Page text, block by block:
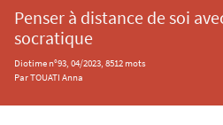
Penser à distance de soi
socratique
Diotime n°93, 04/2023, 8512 mots
Par TOUATI Anna